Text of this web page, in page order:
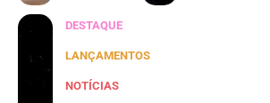
DESTAQUE
LANÇAMENTOS
NOTÍCIAS